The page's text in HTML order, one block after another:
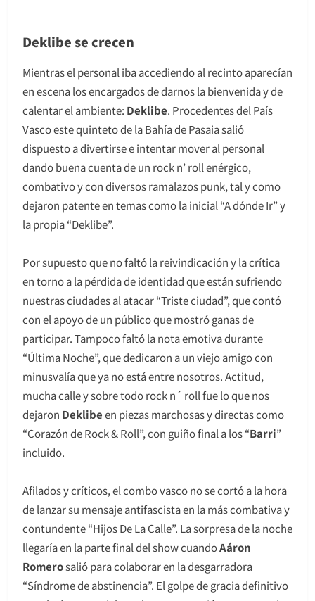
Deklibe se crecen
Mientras el personal iba accediendo al recinto aparecían
en escena los encargados de darnos la bienvenida y de
calentar el ambiente: Deklibe. Procedentes del País
Vasco este quinteto de la Bahía de Pasaia salió
dispuesto a divertirse e intentar mover al personal
dando buena cuenta de un rock n’ roll enérgico,
combativo y con diversos ramalazos punk, tal y como
dejaron patente en temas como la inicial “A dónde Ir” y
la propia “Deklibe”.
Por supuesto que no faltó la reivindicación y la crítica
en torno a la pérdida de identidad que están sufriendo
nuestras ciudades al atacar “Triste ciudad”, que contó
con el apoyo de un público que mostró ganas de
participar. Tampoco faltó la nota emotiva durante
“Última Noche”, que dedicaron a un viejo amigo con
minusvalía que ya no está entre nosotros. Actitud,
mucha calle y sobre todo rock n´ roll fue lo que nos
dejaron Deklibeen piezas marchosas y directas como
“Corazón de Rock & Roll”, con guiño final a los “Barri”
incluido.
Afilados y críticos, el combo vasco no se cortó a la hora
de lanzar su mensaje antifascista en la más combativa y
contundente “Hijos De La Calle”. La sorpresa de la noche
llegaría en la parte final del show cuandoAáron
Romerosalió para colaborar en la desgarradora
“Síndrome de abstinencia”. El golpe de gracia definitivo